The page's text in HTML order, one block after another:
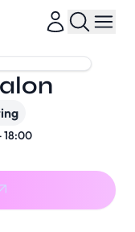
18:00